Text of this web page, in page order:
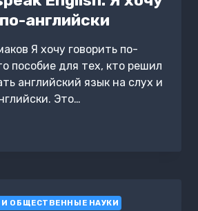
английски
Я хочу говорить по-
пособие для тех, кто решил
английский язык на слух и
Это…
ОБЩЕСТВЕННЫЕ НАУКИ